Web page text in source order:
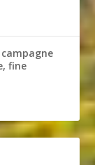
fine